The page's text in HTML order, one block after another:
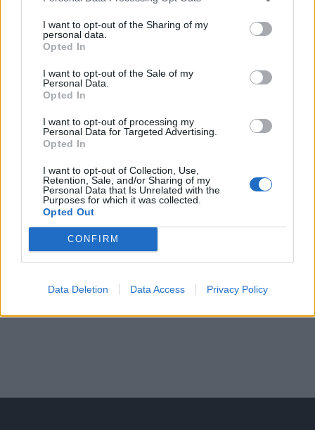
I want to opt-out of the Sharing of my
personal data.
Opted In
I want to opt-out of the Sale of my
Personal Data.
Opted In
I want to opt-out of processing my
Personal Data for Targeted Advertising.
Opted In
I want to opt-out of Collection, Use,
Retention, Sale, and/or Sharing of my
Personal Data that Is Unrelated with the
Purposes for which it was collected.
Opted Out
CONFIRM
Data Deletion Data Access Privacy Policy
Zpravodajství
Zpravodajství
Příbram modernizuje parkovací automaty.
Přibudou i tři nové poblíž Svaté Hory
Zpravodajství
Obce nově získají body i za předcházení
vzniku odpadu